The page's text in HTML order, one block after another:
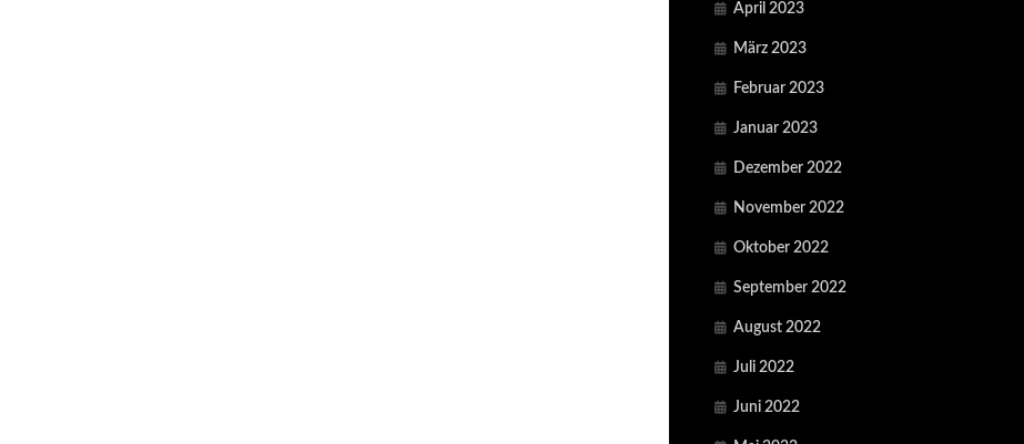
April 2023
März 2023
Februar 2023
Januar 2023
Dezember 2022
November 2022
Oktober 2022
September 2022
August 2022
Juli 2022
Juni 2022